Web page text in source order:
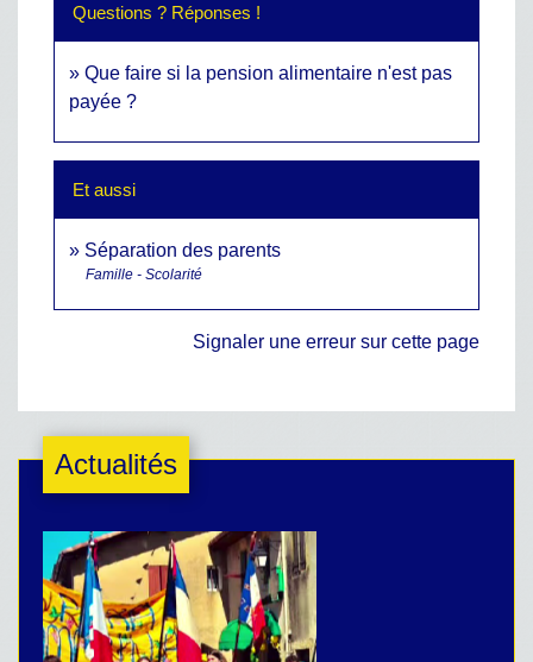
Questions ? Réponses !
Que faire si la pension alimentaire n'est pas
payée ?
Et aussi
Séparation des parents
Famille - Scolarité
Signaler une erreur sur cette page
Actualités